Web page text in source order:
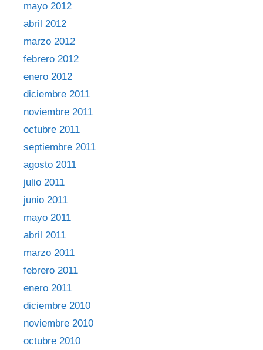
mayo 2012
abril 2012
marzo 2012
febrero 2012
enero 2012
diciembre 2011
noviembre 2011
octubre 2011
septiembre 2011
agosto 2011
julio 2011
junio 2011
mayo 2011
abril 2011
marzo 2011
febrero 2011
enero 2011
diciembre 2010
noviembre 2010
octubre 2010